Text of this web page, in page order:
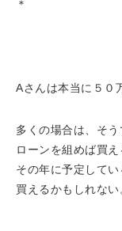
＊
Aさんは本当に５０
多くの場合は、そう
ローンを組めば買
その年に予定して
買えるかもしれない